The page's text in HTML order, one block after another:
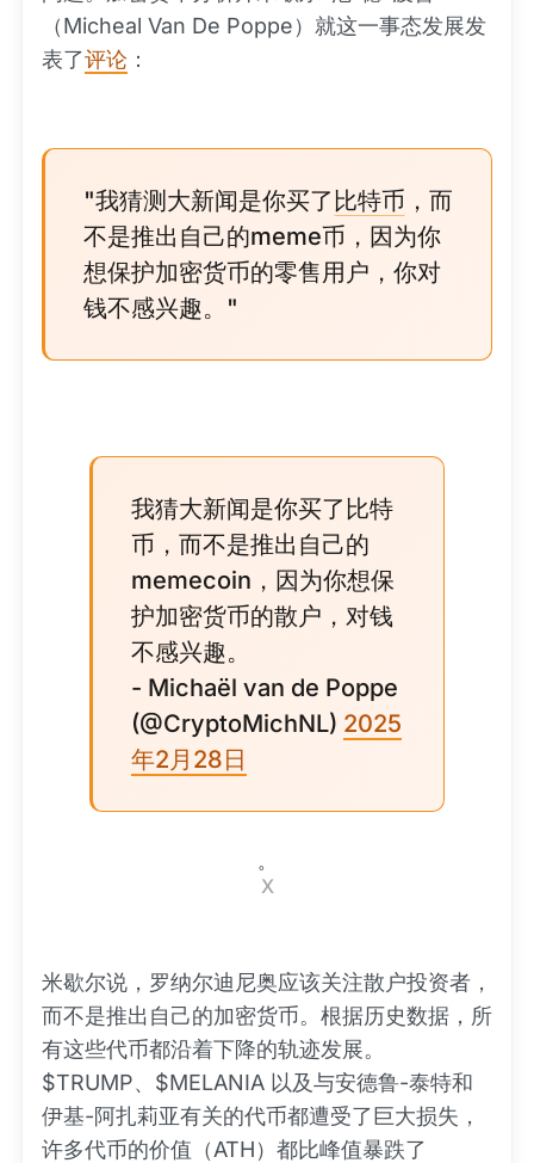
（Micheal Van De Poppe）就这一事态发展发
表了评论 ：
"我猜测大新闻是你买了 比特币 ，而
不是推出自己的meme币，因为你
想保护加密货币的零售用户，你对
钱不感兴趣。"
我猜大新闻是你买了比特
币，而不是推出自己的
memecoin，因为你想保
护加密货币的散户，对钱
不感兴趣。
- Michaël van de Poppe
(@CryptoMichNL) 2025
年2月28日
。
X
米歇尔说，罗纳尔迪尼奥应该关注散户投资者，
而不是推出自己的加密货币。根据历史数据，所
有这些代币都沿着下降的轨迹发展。
$TRUMP、$MELANIA 以及与安德鲁-泰特和
伊基-阿扎莉亚有关的代币都遭受了巨大损失，
许多代币的价值（ATH）都比峰值暴跌了